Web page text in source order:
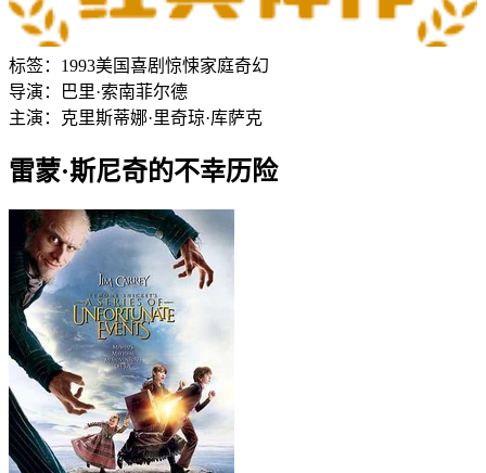
标签： 1993美国喜剧 惊悚家庭奇幻
导演：
巴里·索南菲尔德
主演： 克里斯蒂娜·里奇琼·库萨克
雷蒙·斯尼奇的不幸历险